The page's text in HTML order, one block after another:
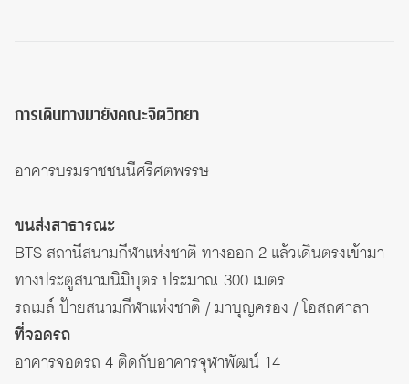
การเดินทางมายังคณะจิตวิทยา
อาคารบรมราชชนนีศรีศตพรรษ
ขนส่งสาธารณะ
BTS สถานีสนามกีฬาแห่งชาติ ทางออก 2 แล้วเดินตรงเข้ามา
ทางประตูสนามนิมิบุตร ประมาณ 300 เมตร
รถเมล์ ป้ายสนามกีฬาแห่งชาติ / มาบุญครอง / โอสถศาลา
ที่จอดรถ
อาคารจอดรถ 4 ติดกับอาคารจุฬาพัฒน์ 14